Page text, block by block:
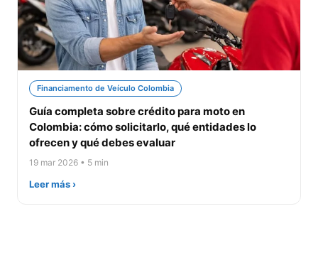
Financiamento de Veículo Colombia
Guía completa sobre crédito para moto en
Colombia: cómo solicitarlo, qué entidades lo
ofrecen y qué debes evaluar
19 mar 2026 • 5 min
Leer más ›